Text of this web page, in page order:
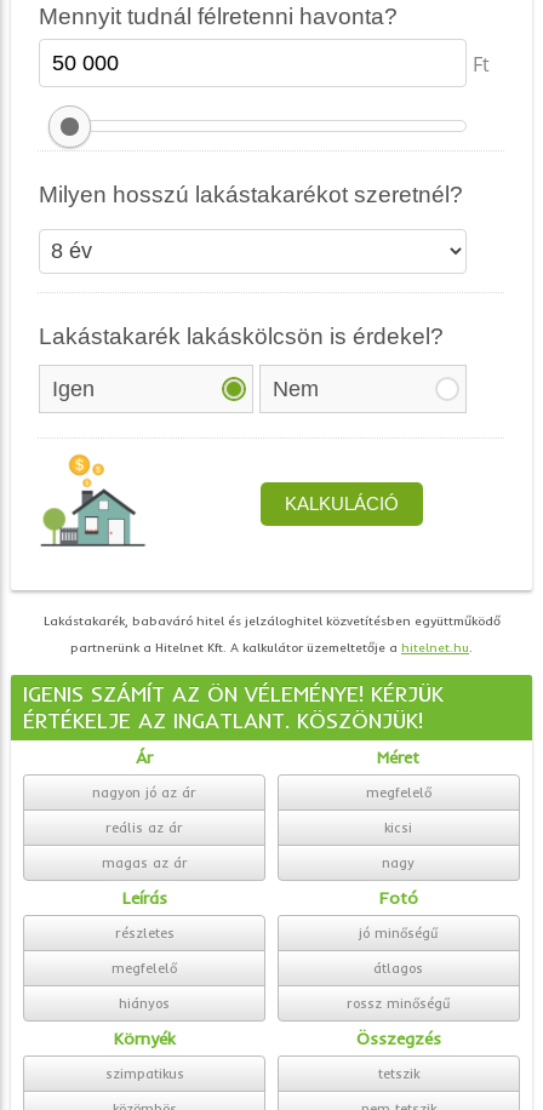
Lakástakarék, babaváró hitel és jelzáloghitel közvetítésben együttműködő
partnerünk a Hitelnet Kft. A kalkulátor üzemeltetője a hitelnet.hu.
IGENIS SZÁMÍT AZ ÖN VÉLEMÉNYE! KÉRJÜK
ÉRTÉKELJE AZ INGATLANT. KÖSZÖNJÜK!
Ár
nagyon jó az ár
reális az ár
magas az ár
Méret
megfelelő
kicsi
nagy
Leírás
részletes
megfelelő
hiányos
Fotó
jó minőségű
átlagos
rossz minőségű
Környék
szimpatikus
Összegzés
tetszik